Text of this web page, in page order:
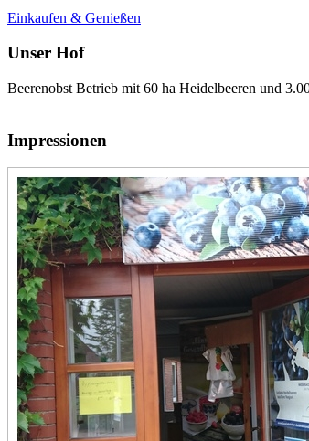
Einkaufen & Genießen
Unser Hof
Beerenobst Betrieb mit 60 ha Heidelbeeren und
Impressionen